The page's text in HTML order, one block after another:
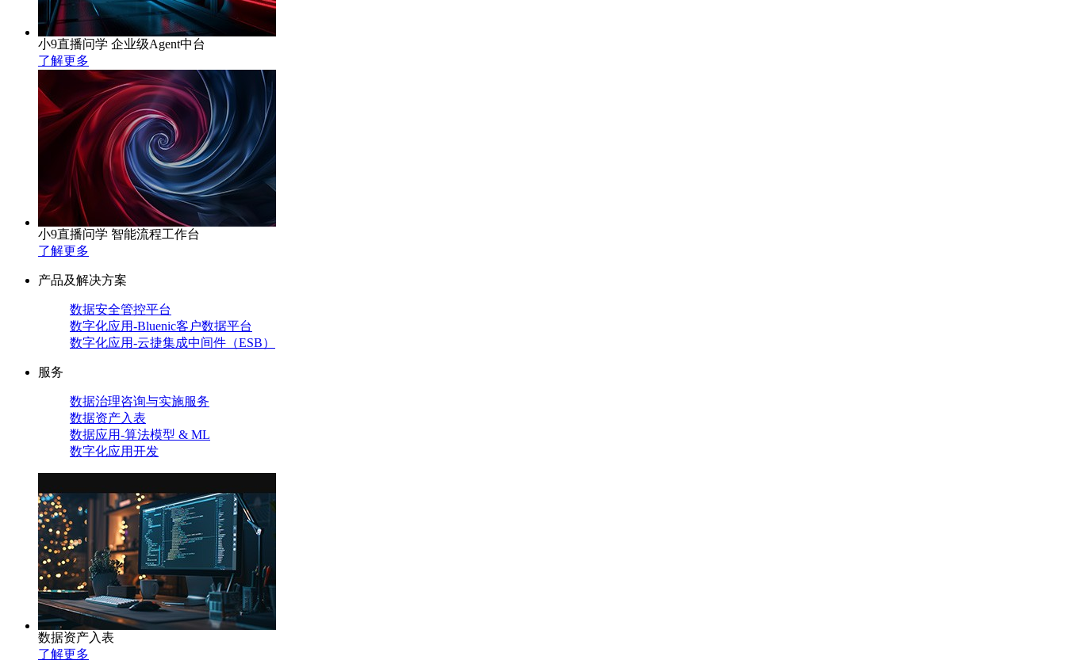
小9直播问学 企业级Agent中台
了解更多
小9直播问学 智能流程工作台
了解更多
产品及解决方案
数据安全管控平台
数字化应用-Bluenic客户数据平台
数字化应用-云捷集成中间件（ESB）
服务
数据治理咨询与实施服务
数据资产入表
数据应用-算法模型 & ML
数字化应用开发
数据资产入表
了解更多